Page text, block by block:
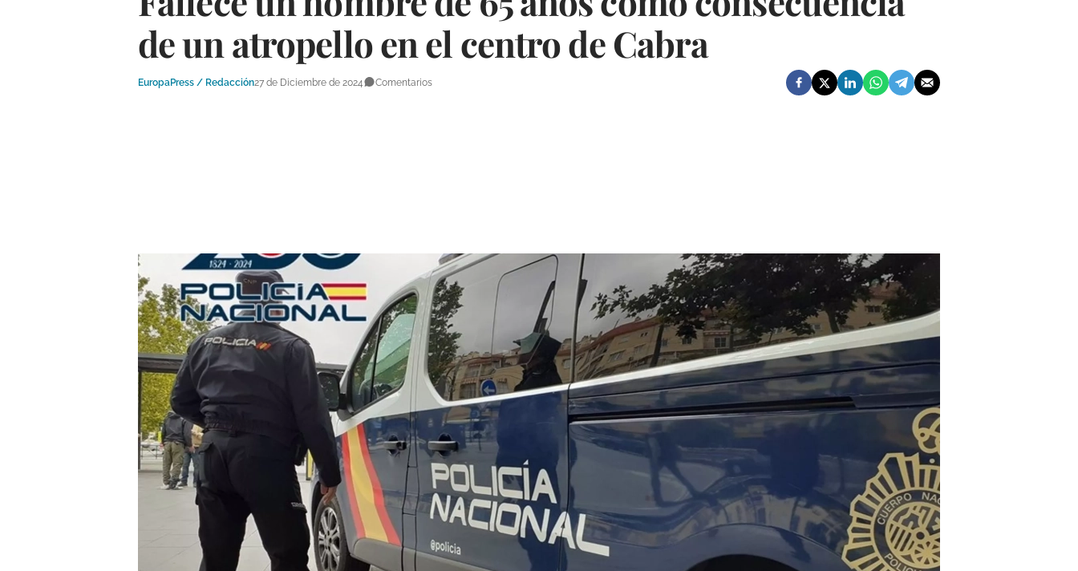
de un atropello en el centro de Cabra
EuropaPress / Redacción27 de Diciembre de 2024 Comentarios